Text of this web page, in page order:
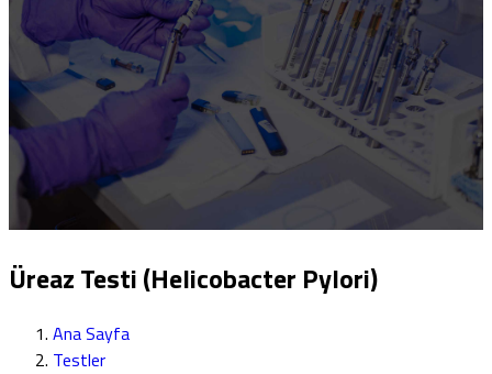
Üreaz Testi (Helicobacter Pylori)
Ana Sayfa
Testler